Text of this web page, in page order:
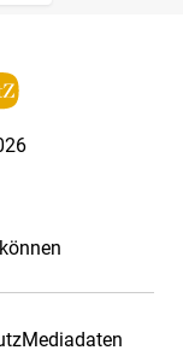
Mediadaten